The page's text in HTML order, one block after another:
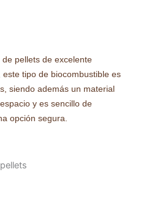
pellets de excelente
tipo de biocombustible es
siendo además un material
y es sencillo de
opción segura.